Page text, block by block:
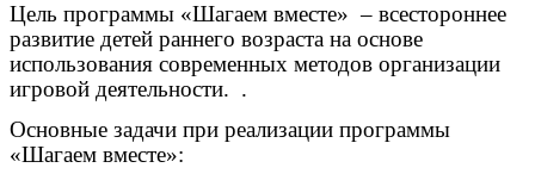
Цель программы «Шагаем вместе» – всестороннее
развитие детей раннего возраста на основе
использования современных методов организации
игровой деятельности. .
Основные задачи при реализации программы
«Шагаем вместе»: